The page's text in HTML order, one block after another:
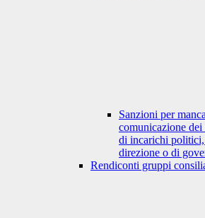
Sanzioni per
comunicazione
di incarichi
direzione o di
Rendiconti gruppi